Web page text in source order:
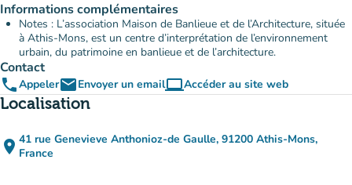
Informations complémentaires
Notes : L’association Maison de Banlieue et de l’Architecture, située
à Athis-Mons, est un centre d’interprétation de l’environnement
urbain, du patrimoine en banlieue et de l’architecture.
Contact
phoneAppeleremailEnvoyer un emailcomputerAccéder au site web
(nouvel onglet)
Localisation
place 41 rue Genevieve Anthonioz-de Gaulle, 91200 Athis-Mons,
France